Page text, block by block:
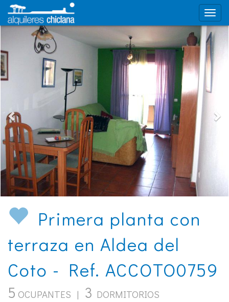
Primera planta con
terraza en Aldea del
Coto - Ref. ACCOTO0759
5 OCUPANTES | 3 DORMITORIOS